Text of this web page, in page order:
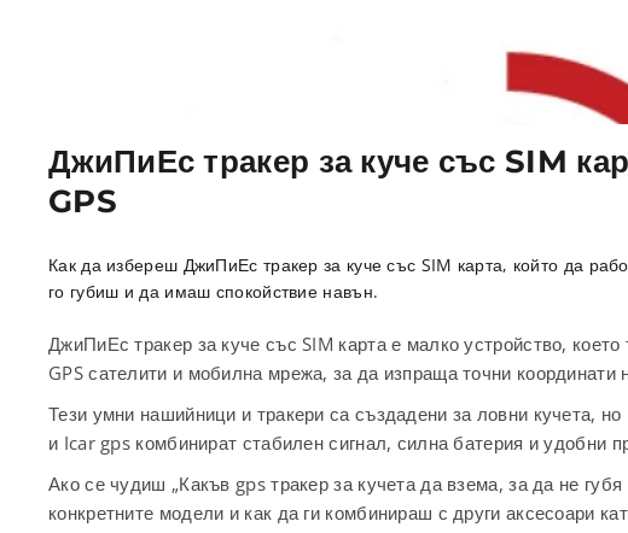
ДжиПиЕс тракер за куче със SIM
GPS
Как да избереш ДжиПиЕс тракер за куче със SIM карта, който да
го губиш и да имаш спокойствие навън.
ДжиПиЕс тракер за куче със SIM карта е малко устройство,
GPS сателити и мобилна мрежа, за да изпраща точни координати
Тези умни нашийници и тракери са създадени за ловни кучета,
и Icar gps комбинират стабилен сигнал, силна батерия и удобни
Ако се чудиш „Какъв gps тракер за кучета да взема, за да не
конкретните модели и как да ги комбинираш с други аксесоари